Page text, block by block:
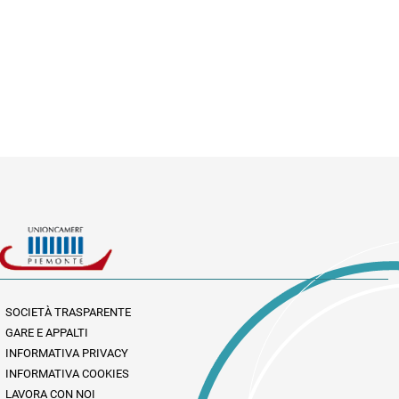
SOCIETÀ TRASPARENTE
GARE E APPALTI
INFORMATIVA PRIVACY
INFORMATIVA COOKIES
LAVORA CON NOI